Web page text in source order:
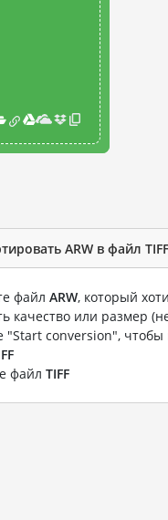
ARW в файл
файл ARW, который
качество или размер
"Start conversion",
файл TIFF